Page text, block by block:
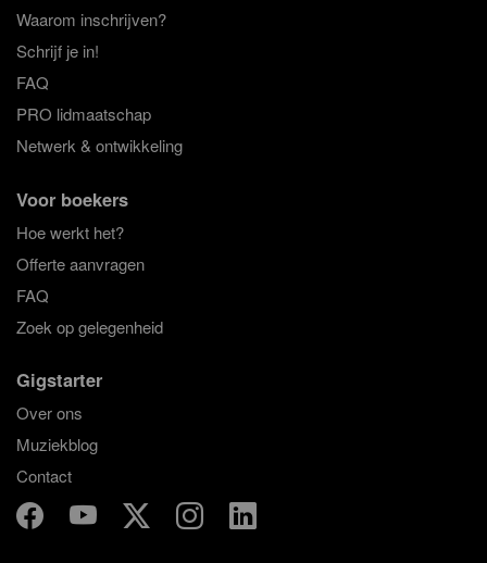
Waarom inschrijven?
Schrijf je in!
FAQ
PRO lidmaatschap
Netwerk & ontwikkeling
Voor boekers
Hoe werkt het?
Offerte aanvragen
FAQ
Zoek op gelegenheid
Gigstarter
Over ons
Muziekblog
Contact